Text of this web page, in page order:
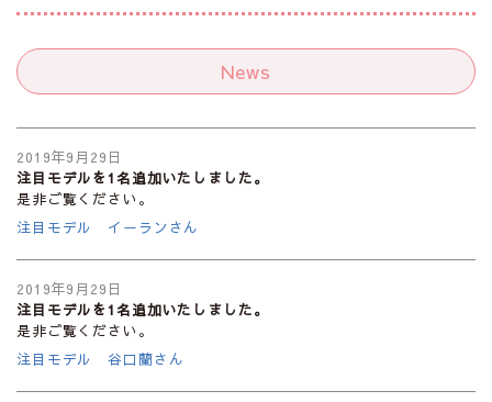
News
2019年9月29日
注目モデルを1名追加いたしました。
是非ご覧ください。
注目モデル イーランさん
2019年9月29日
注目モデルを1名追加いたしました。
是非ご覧ください。
注目モデル 谷口蘭さん